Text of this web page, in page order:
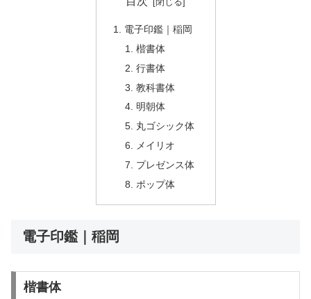
電子印鑑｜稲岡
楷書体
行書体
教科書体
明朝体
丸ゴシック体
メイリオ
プレゼンス体
ポップ体
電子印鑑｜稲岡
楷書体